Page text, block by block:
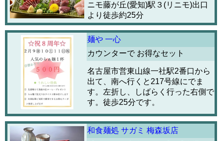
ニモ藤が丘(愛知)駅３(リニモ)出口
より徒歩約25分
麺や 一心
カウンターで お得なセット
名古屋市営東山線一社駅2番口から
出て、南へ行くと217号線にでま
す。左折し、しばらく行った右側で
す。徒歩25分です。
和食麺処 サガミ 梅森坂店